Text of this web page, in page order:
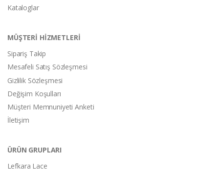
Kataloglar
MÜŞTERİ HİZMETLERİ
Sipariş Takip
Mesafeli Satış Sözleşmesi
Gizlilik Sözleşmesi
Değişim Koşulları
Müşteri Memnuniyeti Anketi
İletişim
ÜRÜN GRUPLARI
Lefkara Lace